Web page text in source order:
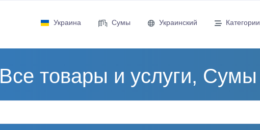
Украина Сумы Украинский Категории
Все товары и услуги, Сумы